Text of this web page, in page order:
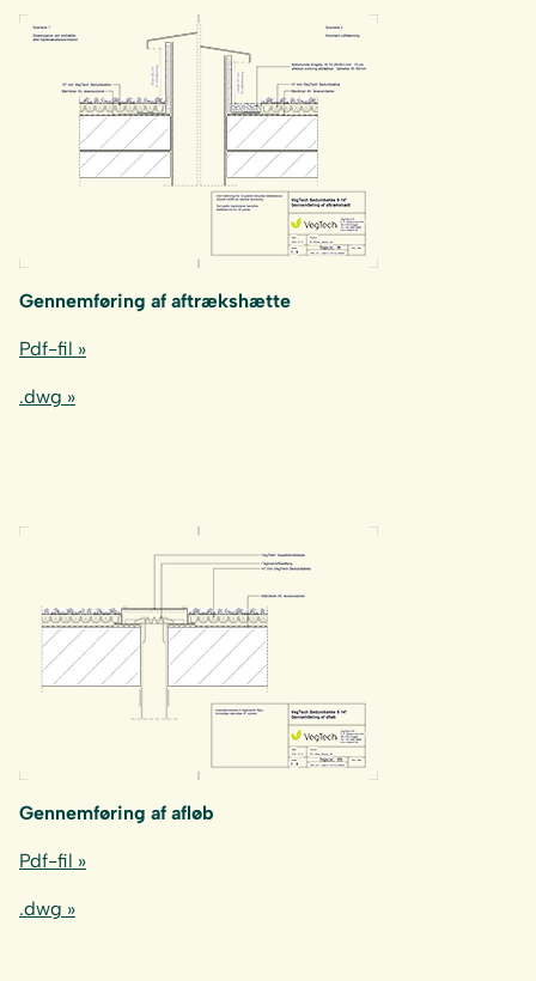
Gennemføring af aftrækshætte
Pdf-fil »
.dwg »
Gennemføring af afløb
Pdf-fil »
.dwg »